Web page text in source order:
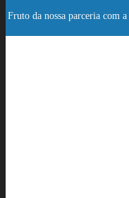
Fruto da nossa parceria com